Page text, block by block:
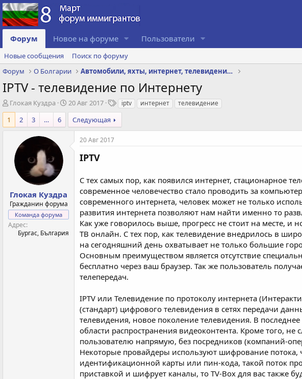
Форум Новое на форуме Пользователи
Новые сообщения
Поиск по форуму
Форум
О Болгарии Автомобили, яхты, интернет, телевидение, телефон
IPTV - телевидение по Интернету
А
в
т
о
Глокая Куздра
Д
а
а
20 Авг 2017
Т
е
и
iptv интернет телевидение
1 2 3 … 6 Следующая
Глокая Куздра
Гражданин форума
Команда форума
Адрес
Бургас, България
20 Авг 2017
IPTV
С тех самых пор, как появился интернет, стационарное
современное человечество стало проводить за
современного интернета, человек может не только
развития интернета позволяют нам найти именно то
Как уже говорилось выше, прогресс не стоит на месте,
ТВ онлайн. С тех пор, как телевидение внедрилось в
на сегодняшний день охватывает не только большие
Основным преимуществом является отсутствие
бесплатно через ваш браузер. Так же пользователь
телепередач.
IPTV или Телевидение по протоколу интернета
(стандарт) цифрового телевидения в сетях передачи
телевидения, новое поколение телевидения. В последнее
области распространения видеоконтента. Кроме того,
пользователю напрямую, без посредников (компаний-
Некоторые провайдеры используют шифрование потока,
идентификационной карты или пин-кода, такой поток
приставкой и шифрует каналы, то TV-Box для вас также